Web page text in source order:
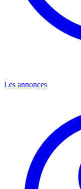
Les annonces